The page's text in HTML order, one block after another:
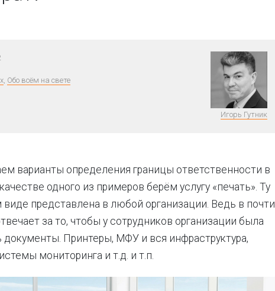
, Обо всём на свете
Игорь Гутник
варианты определения границы ответственности в
одного из примеров берём услугу «печать». Ту
представлена в любой организации. Ведь в почти
за то, чтобы у сотрудников организации была
документы. Принтеры, МФУ и вся инфраструктура,
мониторинга и т.д. и т.п.